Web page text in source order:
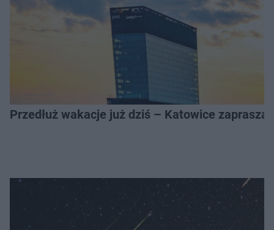
Przedłuż wakacje już dziś – Katowice